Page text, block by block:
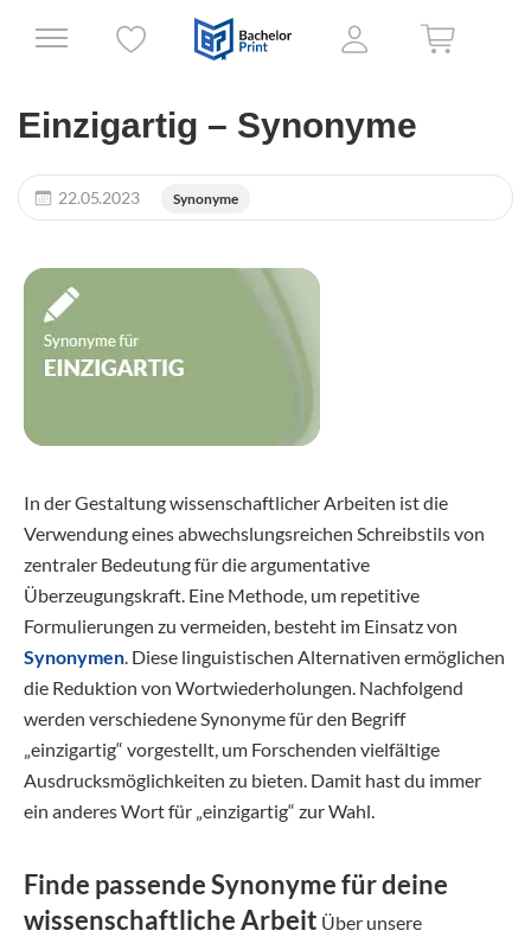
Einzigartig – Synonyme
22.05.2023 Synonyme
In der Gestaltung wissenschaftlicher Arbeiten ist die
Verwendung eines abwechslungsreichen Schreibstils von
zentraler Bedeutung für die argumentative
Überzeugungskraft. Eine Methode, um repetitive
Formulierungen zu vermeiden, besteht im Einsatz von
Synonymen. Diese linguistischen Alternativen ermöglichen
die Reduktion von Wortwiederholungen. Nachfolgend
werden verschiedene Synonyme für den Begriff
„einzigartig“ vorgestellt, um Forschenden vielfältige
Ausdrucksmöglichkeiten zu bieten. Damit hast du immer
ein anderes Wort für „einzigartig“ zur Wahl.
Finde passende Synonyme für deine
wissenschaftliche Arbeit Über unsere